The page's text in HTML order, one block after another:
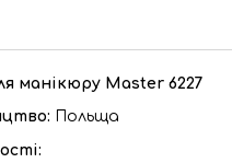
манікюру Master 6227
Польща